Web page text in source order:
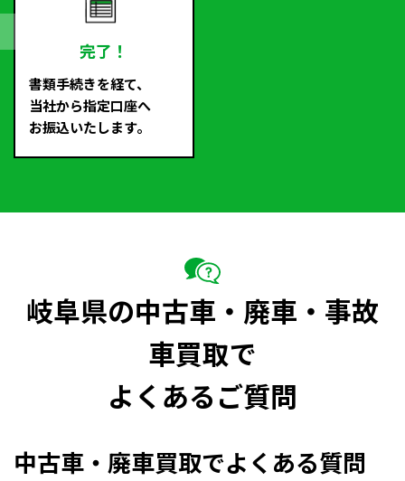
完了！
書類手続きを経て、
当社から指定口座へ
お振込いたします。
岐阜県の中古車・廃車・事故
車買取で
よくあるご質問
中古車・廃車買取でよくある質問